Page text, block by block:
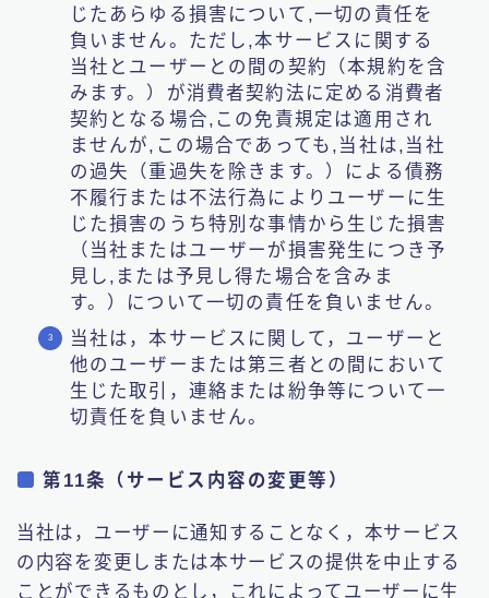
じたあらゆる損害について,一切の責任を
負いません。ただし,本サービスに関する
当社とユーザーとの間の契約（本規約を含
みます。）が消費者契約法に定める消費者
契約となる場合,この免責規定は適用され
ませんが,この場合であっても,当社は,当社
の過失（重過失を除きます。）による債務
不履行または不法行為によりユーザーに生
じた損害のうち特別な事情から生じた損害
（当社またはユーザーが損害発生につき予
見し,または予見し得た場合を含みま
す。）について一切の責任を負いません。
当社は，本サービスに関して，ユーザーと
他のユーザーまたは第三者との間において
生じた取引，連絡または紛争等について一
切責任を負いません。
第11条（サービス内容の変更等）
当社は，ユーザーに通知することなく，本サービス
の内容を変更しまたは本サービスの提供を中止する
ことができるものとし，これによってユーザーに生